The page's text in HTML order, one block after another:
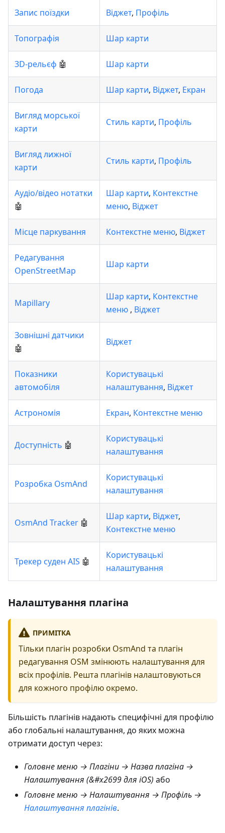
Запис поїздки Віджет, Профіль
Топографія Шар карти
3D-рельєф 🤖 Шар карти
Погода Шар карти, Віджет, Екран
Вигляд морської
карти
Стиль карти, Профіль
Вигляд лижної
карти
Стиль карти, Профіль
Аудіо/відео нотатки
🤖
Шар карти, Контекстне
меню, Віджет
Місце паркування Контекстне меню, Віджет
Редагування
OpenStreetMap
Шар карти
Mapillary
Шар карти, Контекстне
меню , Віджет
Зовнішні датчики
🤖
Віджет
Показники
автомобіля
Користувацькі
налаштування, Віджет
Астрономія Екран, Контекстне меню
Доступність 🤖
Користувацькі
налаштування
Розробка OsmAnd
Користувацькі
налаштування
OsmAnd Tracker 🤖
Шар карти, Віджет,
Контекстне меню
Трекер суден AIS 🤖
Користувацькі
налаштування
Налаштування плагіна
ПРИМІТКА
Тільки плагін розробки OsmAnd та плагін
редагування OSM змінюють налаштування для
всіх профілів. Решта плагінів налаштовуються
для кожного профілю окремо.
Більшість плагінів надають специфічні для профілю
або глобальні налаштування, до яких можна
отримати доступ через:
Головне меню → Плагіни → Назва плагіна →
Налаштування (&#x2699 для iOS) або
Головне меню → Налаштування → Профіль →
Налаштування плагінів.